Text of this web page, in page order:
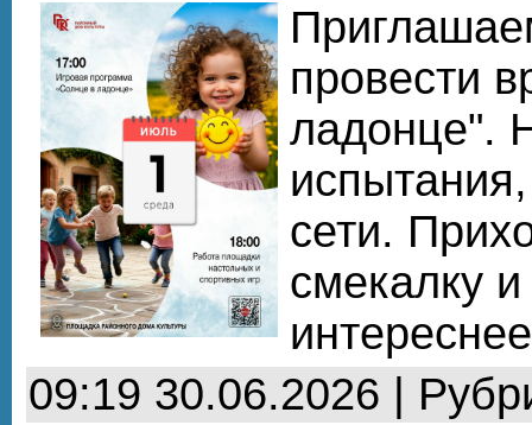
провести
ладонце".
сети.
смекалку
09:19 30.06.2026 |